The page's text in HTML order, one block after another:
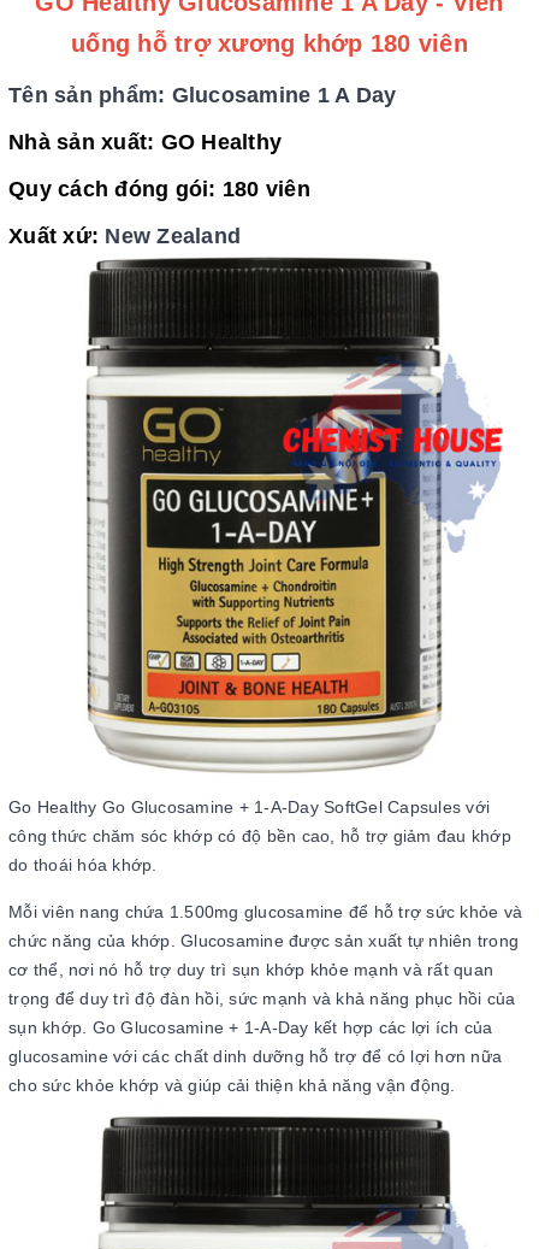
uống hỗ trợ xương khớp 180 viên
Tên sản phẩm: Glucosamine 1 A Day
Nhà sản xuất: GO Healthy
Quy cách đóng gói: 180 viên
Xuất xứ: New Zealand
Go Healthy Go Glucosamine + 1-A-Day SoftGel Capsules với
công thức chăm sóc khớp có độ bền cao, hỗ trợ giảm đau khớp
do thoái hóa khớp.
Mỗi viên nang chứa 1.500mg glucosamine để hỗ trợ sức khỏe và
chức năng của khớp. Glucosamine được sản xuất tự nhiên trong
cơ thể, nơi nó hỗ trợ duy trì sụn khớp khỏe mạnh và rất quan
trọng để duy trì độ đàn hồi, sức mạnh và khả năng phục hồi của
sụn khớp. Go Glucosamine + 1-A-Day kết hợp các lợi ích của
glucosamine với các chất dinh dưỡng hỗ trợ để có lợi hơn nữa
cho sức khỏe khớp và giúp cải thiện khả năng vận động.